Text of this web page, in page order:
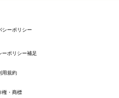
シーポリシー
ーポリシー補足
用規約
権・商標